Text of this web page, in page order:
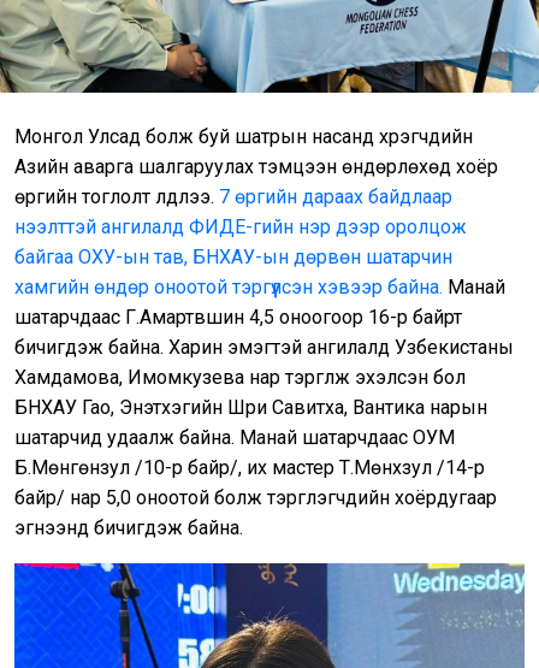
Монгол Улсад болж буй шатрын насанд хүрэгчдийн
Азийн аварга шалгаруулах тэмцээн өндөрлөхөд хоёр
өргийн тоглолт үлдлээ. 7 өргийн дараах байдлаар
нээлттэй ангилалд ФИДЕ-гийн нэр дээр оролцож
байгаа ОХУ-ын тав, БНХАУ-ын дөрвөн шатарчин
хамгийн өндөр оноотой тэргүүлсэн хэвээр байна. Манай
шатарчдаас Г.Амартүвшин 4,5 оноогоор 16-р байрт
бичигдэж байна. Харин эмэгтэй ангилалд Узбекистаны
Хамдамова, Имомкузева нар тэргүүлж эхэлсэн бол
БНХАУ Гао, Энэтхэгийн Шри Савитха, Вантика нарын
шатарчид удаалж байна. Манай шатарчдаас ОУМ
Б.Мөнгөнзул /10-р байр/, их мастер Т.Мөнхзул /14-р
байр/ нар 5,0 оноотой болж тэргүүлэгчдийн хоёрдугаар
эгнээнд бичигдэж байна.